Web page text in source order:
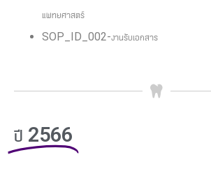
แพทยศาสตร์
SOP_ID_002-งานรับเอกสาร
ปี 2566